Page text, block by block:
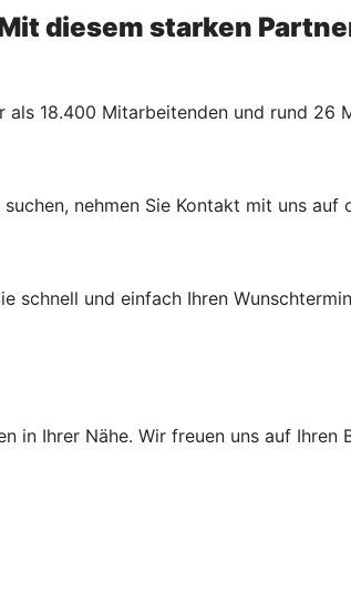
diesem starken
als 18.400 Mitarbeitenden und rund
nehmen Sie Kontakt mit uns
schnell und einfach Ihren
in Ihrer Nähe. Wir freuen uns auf Ihren